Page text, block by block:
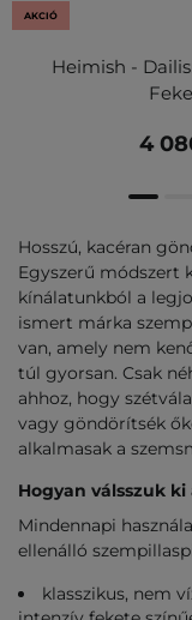
AKCIÓ
Heimish -
4
Hosszú, kacéran
Egyszerű módszert
kínálatunkból a
ismert márka
van, amely nem
túl gyorsan. Csak
ahhoz, hogy
vagy göndörítsék
alkalmasak a
Hogyan válsszuk
Mindennapi
ellenálló
klasszikus, nem